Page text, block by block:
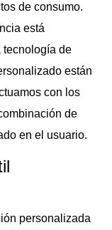
de consumo.
está
tecnología de
están
con los
de
en el usuario.
personalizada